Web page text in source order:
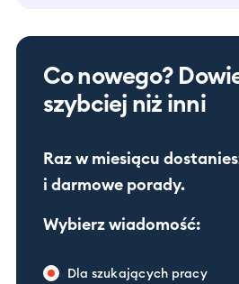
Co nowego?
szybciej niż inni
Raz w miesiącu
i darmowe porady.
Wybierz wiadomość:
Dla szukających pracy